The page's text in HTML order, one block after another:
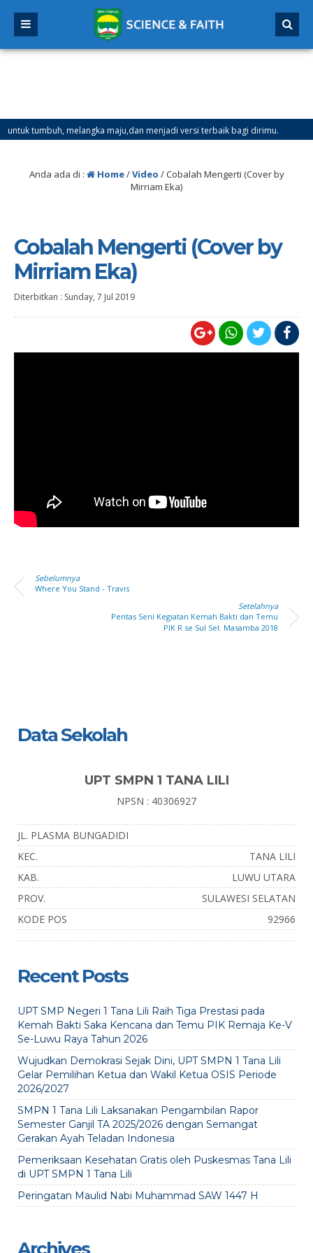
tumbuh, melangka maju,dan menjadi versi terbaik bagi dirimu.
Tanggal 21 Desember 2025 sd Tanggal 4 Januari 2026
Anda ada di : Home/Video /Cobalah Mengerti (Cover by
Mirriam Eka)
Cobalah Mengerti (Cover by
Mirriam Eka)
Diterbitkan : Sunday, 7 Jul 2019
Sebelumnya
Where You Stand - Travis
Setelahnya
Pentas Seni Kegiatan Kemah Bakti dan Temu
PIK R se Sul Sel. Masamba 2018
Data Sekolah
UPT SMPN 1 TANA LILI
NPSN : 40306927
JL. PLASMA BUNGADIDI
KEC.
TANA LILI
KAB.
LUWU UTARA
PROV.
SULAWESI SELATAN
KODE POS
92966
Recent Posts
UPT SMP Negeri 1 Tana Lili Raih Tiga Prestasi pada
Kemah Bakti Saka Kencana dan Temu PIK Remaja Ke-V
Se-Luwu Raya Tahun 2026
Wujudkan Demokrasi Sejak Dini, UPT SMPN 1 Tana Lili
Gelar Pemilihan Ketua dan Wakil Ketua OSIS Periode
2026/2027
SMPN 1 Tana Lili Laksanakan Pengambilan Rapor
Semester Ganjil TA 2025/2026 dengan Semangat
Gerakan Ayah Teladan Indonesia
Pemeriksaan Kesehatan Gratis oleh Puskesmas Tana Lili
di UPT SMPN 1 Tana Lili
Peringatan Maulid Nabi Muhammad SAW 1447 H